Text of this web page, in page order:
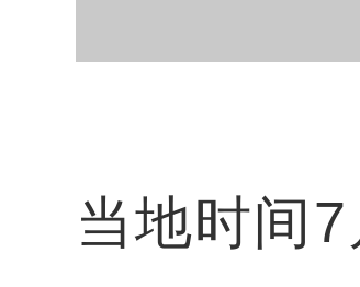
当地时间